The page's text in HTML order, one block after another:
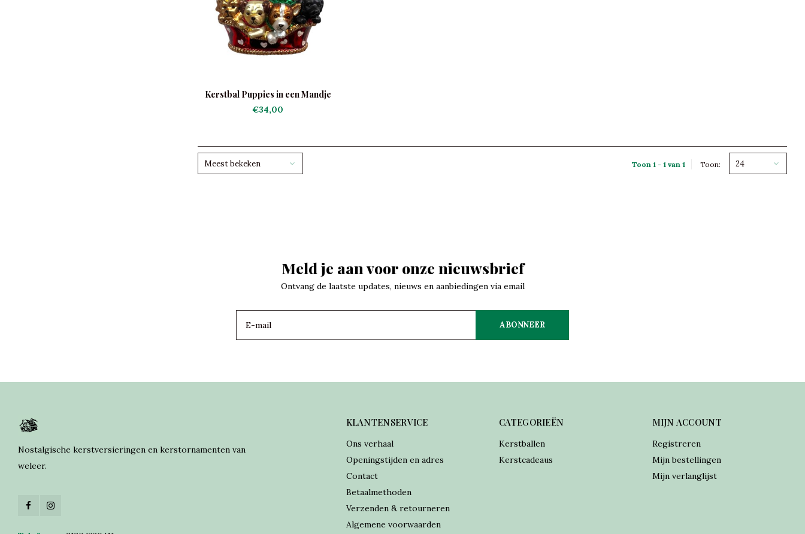
Kerstbal Puppies in een Mandje
€34,00
Meest bekeken Toon 1 - 1 van 1 Toon: 24
Meld je aan voor onze nieuwsbrief
Ontvang de laatste updates, nieuws en aanbiedingen via email
ABONNEER
Nostalgische kerstversieringen en kerstornamenten van
weleer.
KLANTENSERVICE
Ons verhaal
Openingstijden en adres
Contact
Betaalmethoden
Verzenden & retourneren
Algemene voorwaarden
CATEGORIEËN
Kerstballen
Kerstcadeaus
MIJN ACCOUNT
Registreren
Mijn bestellingen
Mijn verlanglijst